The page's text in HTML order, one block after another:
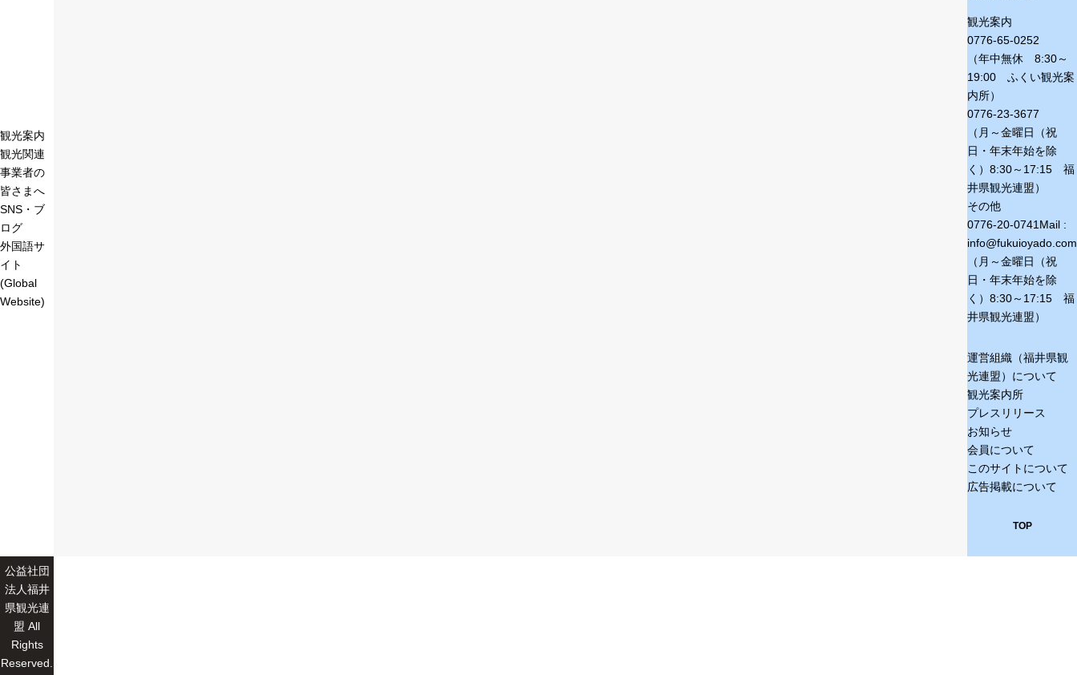
観光案内
観光関連
事業者の
皆さまへ
SNS・ブ
ログ
外国語サ
イト
(Global
Website)
観光案内
0776-65-0252
（年中無休 8:30～
19:00 ふくい観光案
内所）
0776-23-3677
（月～金曜日（祝
日・年末年始を除
く） 8:30～17:15 福
井県観光連盟）
その他
0776-20-0741 Mail :
info@fukuioyado.com
（月～金曜日（祝
日・年末年始を除
く） 8:30～17:15 福
井県観光連盟）
運営組織（福井県観
光連盟）について
観光案内所
プレスリリース
お知らせ
会員について
このサイトについて
広告掲載について
TOP
公益社団
法人福井
県観光連
盟 All
Rights
Reserved.